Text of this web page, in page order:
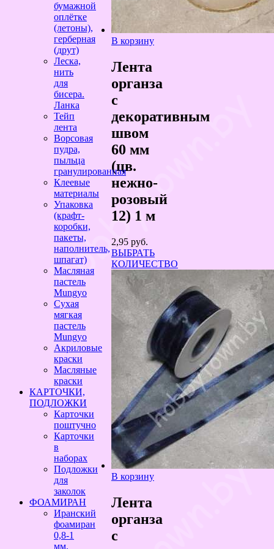
В корзину
Лента
органза
с
декоративным
швом
60 мм
(цв.
нежно-
розовый
12) 1 м
2,95 руб.
ВЫБРАТЬ
КОЛИЧЕСТВО
В корзину
Лента
органза
с
бумажной
оплётке
(летоны),
герберная
(друт)
Леска,
нить
для
бисера.
Ланка
Тейп
лента
Ворсовая
пудра,
пыльца
гранулированная
Клеевые
материалы
Упаковка
(крафт-
коробки,
пакеты,
наполнитель,
шпагат)
Масляная
пастель
Mungyo
Сухая
мягкая
пастель
Mungyo
Акриловые
краски
Масляные
краски
КАРТОЧКИ,
ПОДЛОЖКИ
Карточки
поштучно
Карточки
в
наборах
Подложки
для
заколок
ФОАМИРАН
Иранский
фоамиран
0,8-1
мм,